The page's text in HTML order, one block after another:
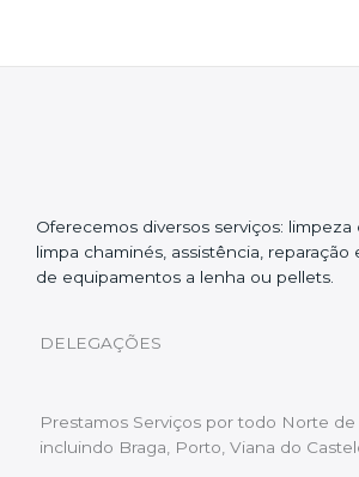
Oferecemos diversos serviços: limpeza
limpa chaminés, assistência, reparação
de equipamentos a lenha ou pellets.
DELEGAÇÕES
Prestamos Serviços por todo Norte de
incluindo Braga, Porto, Viana do